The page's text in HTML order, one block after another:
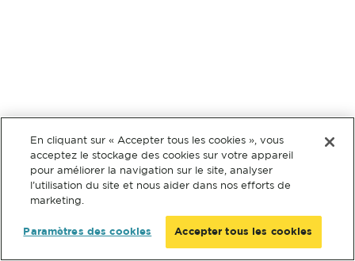
En cliquant sur « Accepter tous les cookies », vous
acceptez le stockage des cookies sur votre appareil
pour améliorer la navigation sur le site, analyser
l’utilisation du site et nous aider dans nos efforts de
marketing.
Paramètres des cookies Accepter tous les cookies